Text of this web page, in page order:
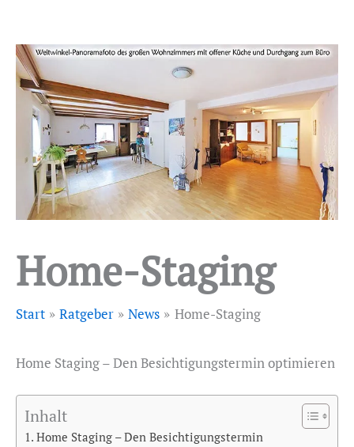
Home-Staging
Start Ratgeber News Home-Staging
Home Staging – Den Besichtigungstermin optimieren
Inhalt
Home Staging – Den Besichtigungstermin